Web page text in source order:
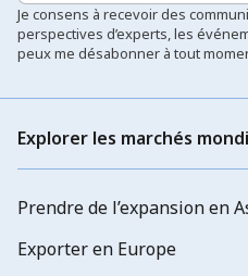
Je consens à recevoir des
perspectives d’experts, les
peux me désabonner à tout
Explorer les marchés
Prendre de l’expansion en
Exporter en Europe